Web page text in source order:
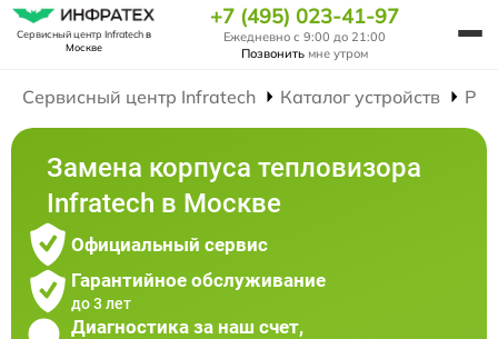
Сервисный центр Infratechв
Москве
+7 (495) 023-41-97
Ежедневно с 9:00 до 21:00
Позвонить мне утром
Сервисный центр Infratech Каталог устройств
Замена корпуса тепловизора
Infratech в Москве
Официальный сервис
Гарантийное обслуживание
до 3 лет
Диагностика за наш счет,